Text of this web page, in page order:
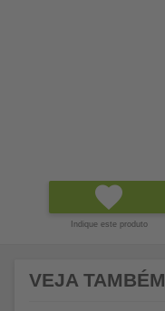
Indique este produto
VEJA TAMBÉM